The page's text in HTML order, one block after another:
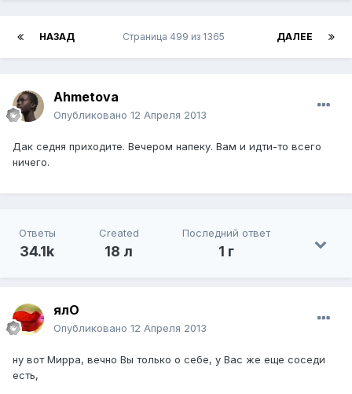
НАЗАД ДАЛЕЕ
Страница 499 из 1365
Ahmetova
Опубликовано 12 Апреля 2013
Дак седня приходите. Вечером напеку. Вам и идти-то всего
ничего.
Ответы
34.1k
Created
18 л
Последний ответ
1 г
ялО
Опубликовано 12 Апреля 2013
ну вот Мирра, вечно Вы только о себе, у Вас же еще соседи
есть,